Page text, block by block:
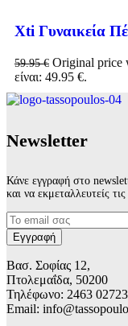
Xti Γυναικεία
59.95€ Original price
είναι: 49.95 €.
Νewsletter
Κάνε εγγραφή στο
και να εκμεταλλευτείς
Βασ. Σοφίας 12,
Πτολεμαΐδα, 50200
Τηλέφωνο: 2463
Email: